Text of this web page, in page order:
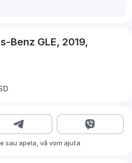
Benz GLE, 2019,
sau apela, vă vom ajuta